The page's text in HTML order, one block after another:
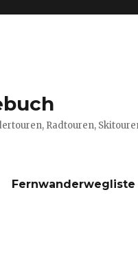
Radtouren,
Fernwanderwegliste